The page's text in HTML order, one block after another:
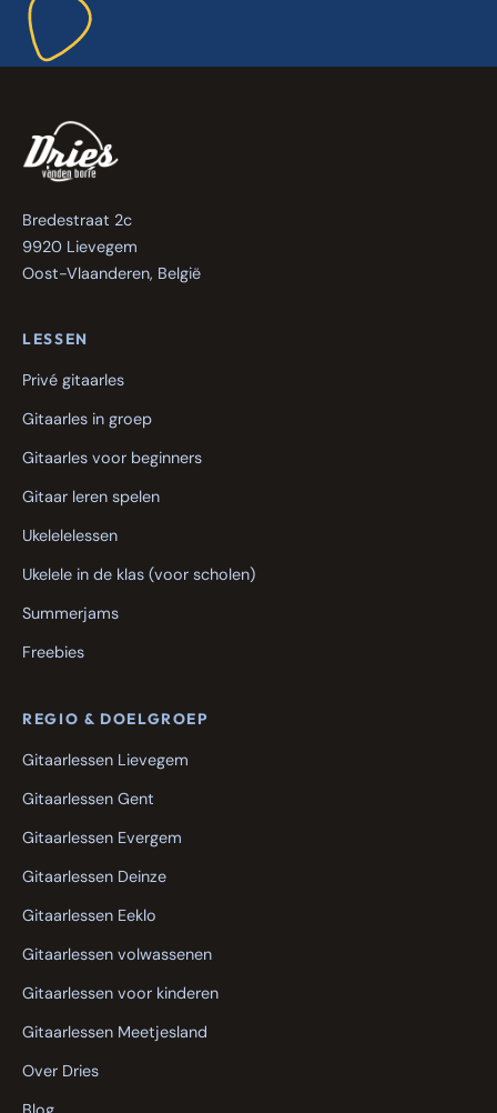
Bredestraat 2c
9920 Lievegem
Oost-Vlaanderen, België
LESSEN
Privé gitaarles
Gitaarles in groep
Gitaarles voor beginners
Gitaar leren spelen
Ukelelelessen
Ukelele in de klas (voor scholen)
Summerjams
Freebies
REGIO & DOELGROEP
Gitaarlessen Lievegem
Gitaarlessen Gent
Gitaarlessen Evergem
Gitaarlessen Deinze
Gitaarlessen Eeklo
Gitaarlessen volwassenen
Gitaarlessen voor kinderen
Gitaarlessen Meetjesland
Over Dries